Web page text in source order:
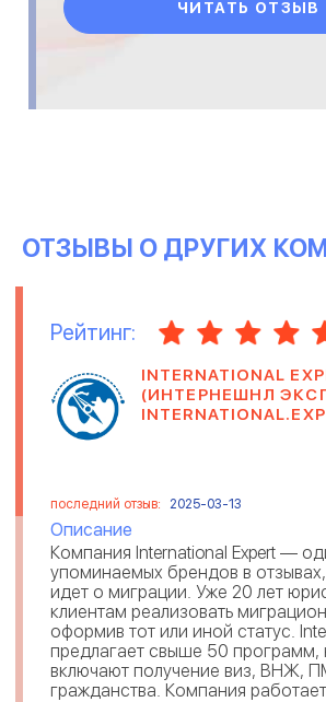
ЧИТАТЬ ОТЗЫВ
ОТЗЫВЫ О ДРУГИХ
Рейтинг:
INTERNATIONAL
(ИНТЕРНЕШНЛ
последний отзыв: 2025-03-13
Описание
Компания International Expert —
упоминаемых брендов в
идет о миграции. Уже 20 лет
клиентам реализовать
оформив тот или иной статус.
предлагает свыше 50 программ,
включают получение виз, ВНЖ,
гражданства. Компания